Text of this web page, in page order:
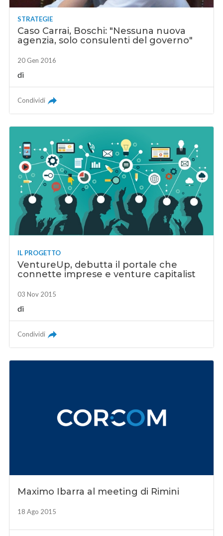
STRATEGIE
Caso Carrai, Boschi: "Nessuna nuova
agenzia, solo consulenti del governo"
20 Gen 2016
di
Condividi
IL PROGETTO
VentureUp, debutta il portale che
connette imprese e venture capitalist
03 Nov 2015
di
Condividi
Maximo Ibarra al meeting di Rimini
18 Ago 2015